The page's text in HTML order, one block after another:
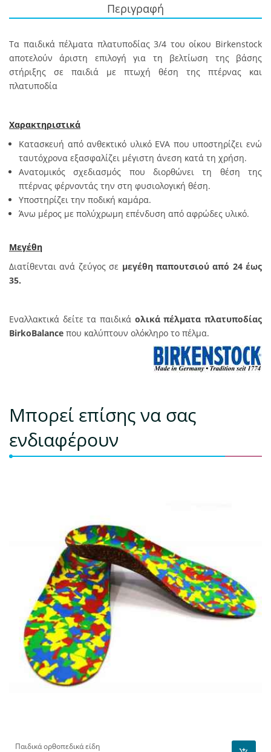
Περιγραφή
Τα παιδικά πέλματα πλατυποδίας 3/4 του οίκου Birkenstock
αποτελούν άριστη επιλογή για τη βελτίωση της βάσης
στήριξης σε παιδιά με πτωχή θέση της πτέρνας και
πλατυποδία
Χαρακτηριστικά
Κατασκευή από ανθεκτικό υλικό EVA που υποστηρίζει ενώ
ταυτόχρονα εξασφαλίζει μέγιστη άνεση κατά τη χρήση.
Ανατομικός σχεδιασμός που διορθώνει τη θέση της
πτέρνας φέρνοντάς την στη φυσιολογική θέση.
Υποστηρίζει την ποδική καμάρα.
Άνω μέρος με πολύχρωμη επένδυση από αφρώδες υλικό.
Μεγέθη
Διατίθενται ανά ζεύγος σε μεγέθη παπουτσιού από 24 έως
35.
Εναλλακτικά δείτε τα παιδικά ολικά πέλματα πλατυποδίας
BirkoBalance που καλύπτουν ολόκληρο το πέλμα.
Μπορεί επίσης να σας
ενδιαφέρουν
Παιδικά ορθοπεδικά είδη